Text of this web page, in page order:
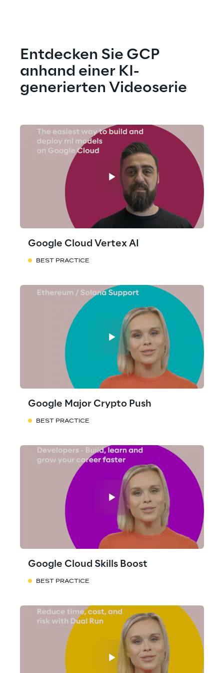
Entdecken Sie GCP
anhand einer KI-
generierten Videoserie
Google Cloud Vertex AI
BEST PRACTICE
Google Major Crypto Push
BEST PRACTICE
Google Cloud Skills Boost
BEST PRACTICE